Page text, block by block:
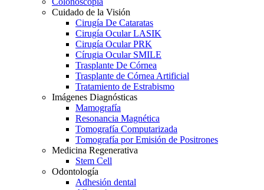
Cuidado de la Visión
Cirugía De Cataratas
Cirugía Ocular LASIK
Cirugía Ocular PRK
Círugia Ocular SMILE
Trasplante De Córnea
Trasplante de Córnea Artificial
Tratamiento de Estrabismo
Imágenes Diagnósticas
Mamografía
Resonancia Magnética
Tomografía Computarizada
Tomografía por Emisión de Positrones
Medicina Regenerativa
Stem Cell
Odontología
Adhesión dental